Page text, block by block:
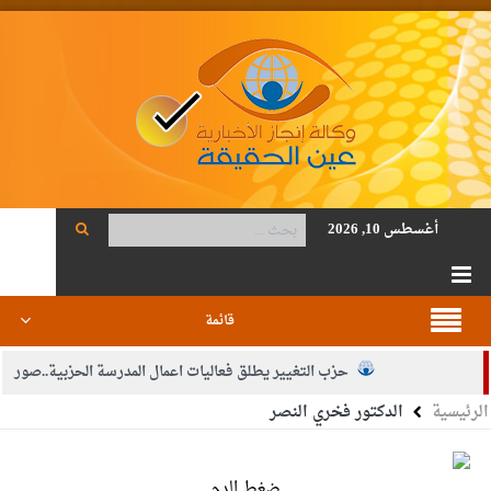
أغسطس 10, 2026
قائمة
حزب التغيير يطلق فعاليات اعمال المدرسة الحزبية..صور
الجيش يفتح باب التجنيد لحملة البكالوريوس في الحقوق والقانون
الرئيسية الدكتور فخري النصر